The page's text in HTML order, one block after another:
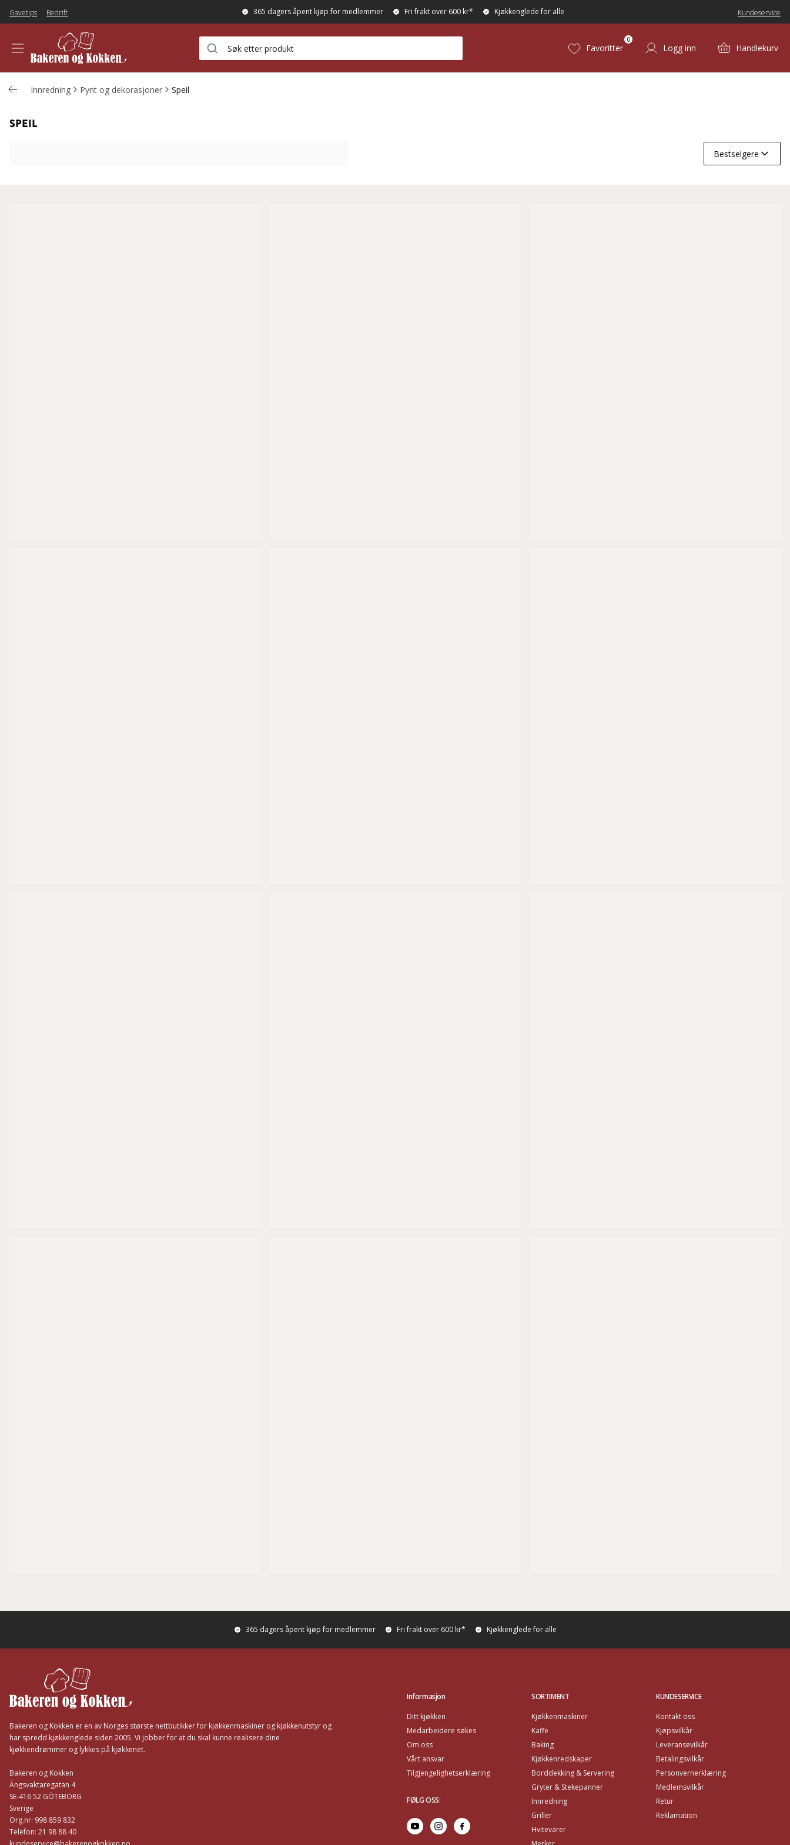
Gavetips Bedrift 365 dagers åpent kjøp for medlemmer Fri frakt over 600 kr* Kjøkkenglede for alle Kundeservice
Favoritter
0
Logg inn Handlekurv
Innredning Pynt og dekorasjoner Speil
SPEIL
Bestselgere
365 dagers åpent kjøp for medlemmer Fri frakt over 600 kr* Kjøkkenglede for alle
Bakeren og Kokken er en av Norges største nettbutikker for kjøkkenmaskiner og kjøkkenutstyr og
har spredd kjøkkenglede siden 2005. Vi jobber for at du skal kunne realisere dine
kjøkkendrømmer og lykkes på kjøkkenet.
Bakeren og Kokken
Ängsvaktaregatan 4
SE-416 52 GÖTEBORG
Sverige
Org.nr: 998 859 832
Telefon: 21 98 88 40
Informasjon
Ditt kjøkken
Medarbeidere søkes
Om oss
Vårt ansvar
Tilgjengelighetserklæring
FØLG OSS:
SORTIMENT
Kjøkkenmaskiner
Kaffe
Baking
Kjøkkenredskaper
Borddekking & Servering
Gryter & Stekepanner
Innredning
Griller
Hvitevarer
KUNDESERVICE
Kontakt oss
Kjøpsvilkår
Leveransevilkår
Betalingsvilkår
Personvernerklæring
Medlemsvilkår
Retur
Reklamation